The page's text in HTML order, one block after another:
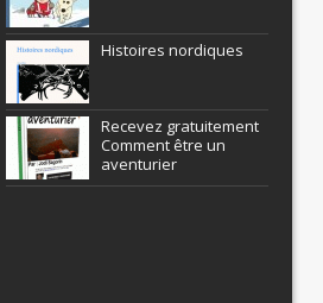
Histoires nordiques
Recevez gratuitement
Comment être un
aventurier